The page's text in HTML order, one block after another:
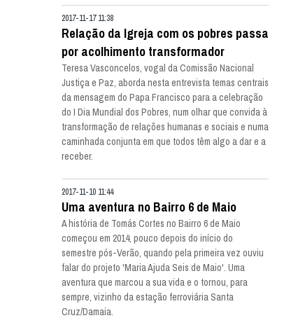
2017-11-17 11:38
Relação da Igreja com os pobres passa
por acolhimento transformador
Teresa Vasconcelos, vogal da Comissão Nacional
Justiça e Paz, aborda nesta entrevista temas centrais
da mensagem do Papa Francisco para a celebração
do I Dia Mundial dos Pobres, num olhar que convida à
transformação de relações humanas e sociais e numa
caminhada conjunta em que todos têm algo a dar e a
receber.
2017-11-10 11:44
Uma aventura no Bairro 6 de Maio
A história de Tomás Cortes no Bairro 6 de Maio
começou em 2014, pouco depois do início do
semestre pós-Verão, quando pela primeira vez ouviu
falar do projeto 'Maria Ajuda Seis de Maio'. Uma
aventura que marcou a sua vida e o tornou, para
sempre, vizinho da estação ferroviária Santa
Cruz/Damaia.